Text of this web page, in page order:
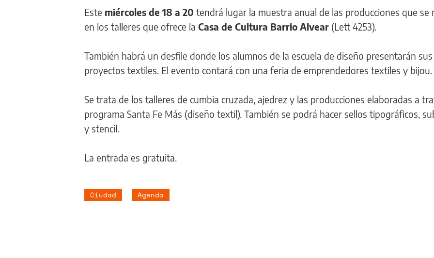
Este miércoles de 18 a 20 tendrá lugar la muestra anual de las producciones que se
en los talleres que ofrece la Casa de Cultura Barrio Alvear (Lett 4253).
También habrá un desfile donde los alumnos de la escuela de diseño presentarán sus
proyectos textiles. El evento contará con una feria de emprendedores textiles y bijou.
Se trata de los talleres de cumbia cruzada, ajedrez y las producciones elaboradas a
programa Santa Fe Más (diseño textil). También se podrá hacer sellos tipográficos,
y stencil.
La entrada es gratuita.
Ciudad Agenda